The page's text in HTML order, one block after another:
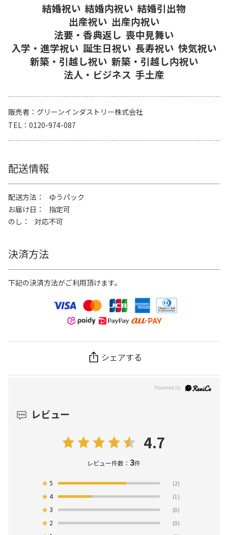
結婚祝い 結婚内祝い 結婚引出物
出産祝い 出産内祝い
法要・香典返し 喪中見舞い
入学・進学祝い 誕生日祝い 長寿祝い 快気祝い
新築・引越し祝い 新築・引越し内祝い
法人・ビジネス 手土産
販売者
グリーンインダストリー株式会社
TEL
0120-974-087
配送情報
配送方法
ゆうパック
お届け日
指定可
のし
対応不可
決済方法
下記の決済方法がご利用頂けます。
シェアする
レビュー
4.7
レビュー件数：3件
★5 (2)
★4 (1)
★3 (0)
★ 2 (0)